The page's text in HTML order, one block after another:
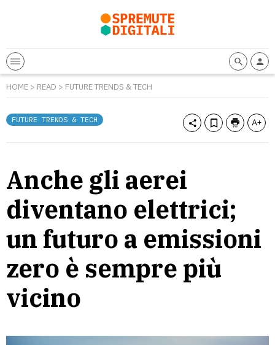
HOME > READ > FUTURE TRENDS & TECH
FUTURE TRENDS & TECH
Anche gli aerei
diventano elettrici;
un futuro a emissioni
zero è sempre più
vicino